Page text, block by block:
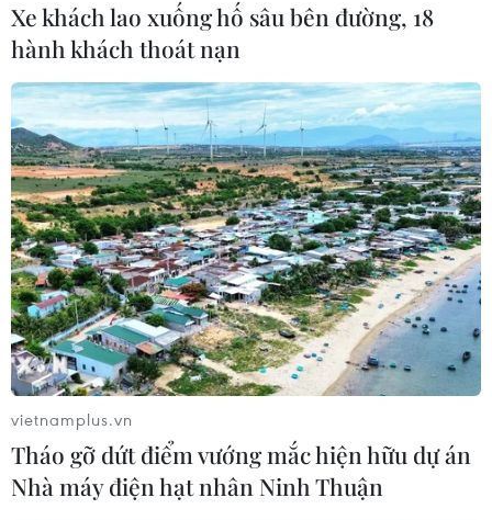
Xe khách lao xuống hố sâu bên đường, 18
hành khách thoát nạn
vietnamplus.vn
Tháo gỡ dứt điểm vướng mắc hiện hữu dự án
Nhà máy điện hạt nhân Ninh Thuận